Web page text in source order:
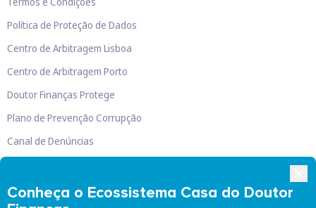
Conheça o Ecossistema Casa do Doutor
Política de Proteção de Dados
Centro de Arbitragem Lisboa
Centro de Arbitragem Porto
Doutor Finanças Protege
Plano de Prevenção Corrupção
Canal de Denúncias